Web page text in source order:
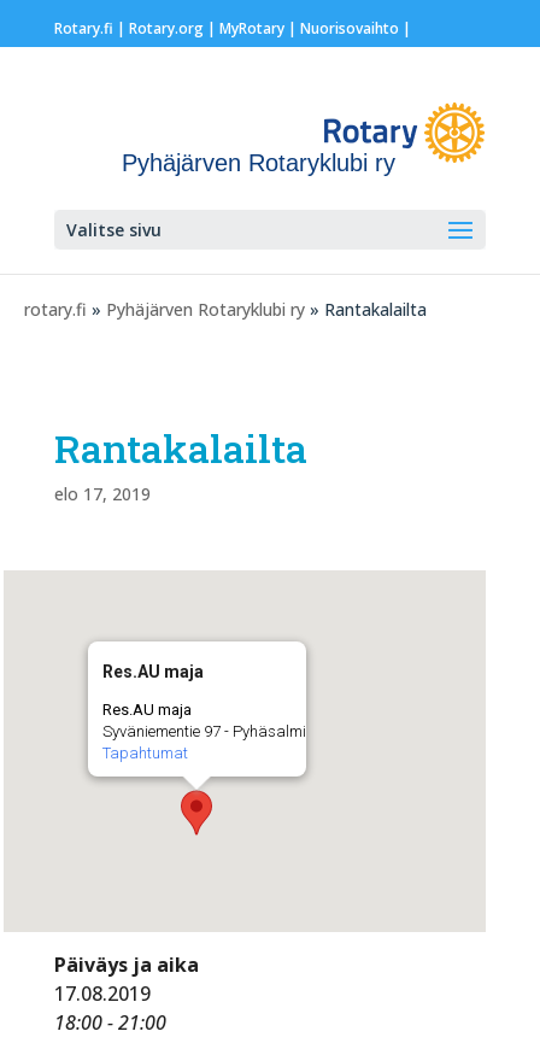
Rotary.fi | Rotary.org| MyRotary | Nuorisovaihto |
Pyhäjärven Rotaryklubi ry
Valitse sivu
rotary.fi » Pyhäjärven Rotaryklubi ry » Rantakalailta
Rantakalailta
elo 17, 2019
Res.AU maja
Res.AU maja
Syväniementie 97 - Pyhäsalmi
Tapahtumat
Päiväys ja aika
17.08.2019
18:00 - 21:00